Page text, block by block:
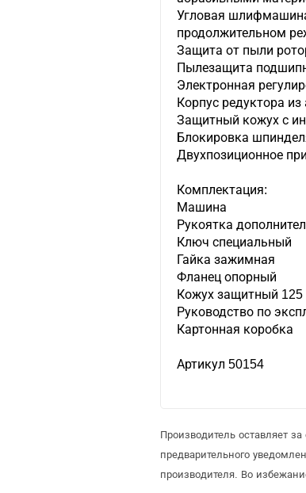
Угловая
продолжительном
Защита от пыли
Пылезащита
Электронная
Корпус редуктора
Защитный кожух с
Блокировка
Двухпозиционное
Комплектация:
Машина
Рукоятка
Ключ специальный
Гайка зажимная
Фланец опорный
Кожух защитный
Руководство по
Картонная коробка
Артикул 50154
Производитель оставляет
предварительного
производителя. Во